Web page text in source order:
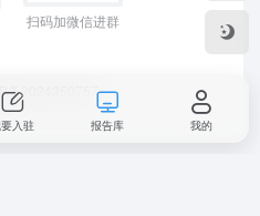
扫码加微信进群
备2024350757
入驻 报告库 我的